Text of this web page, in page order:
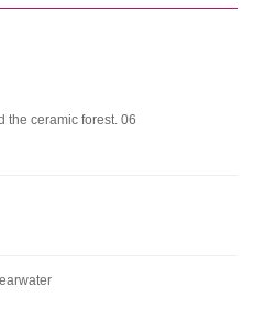
the ceramic forest. 06